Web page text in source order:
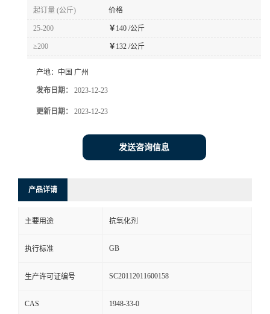
起订量 (公斤) 价格
25-200 ￥ 140 /公斤
≥200 ￥ 132 /公斤
产地： 中国 广州
发布日期： 2023-12-23
更新日期： 2023-12-23
发送咨询信息
产品详请
主要用途 抗氧化剂
执行标准 GB
生产许可证编号 SC20112011600158
CAS 1948-33-0